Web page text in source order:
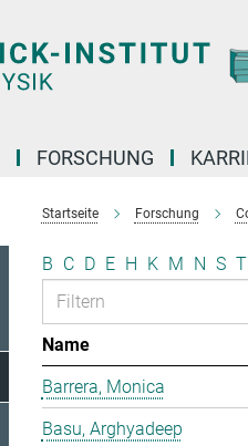
FORSCHUNG
Startseite Forschung
B C D E H K M N S T
Name
Barrera, Monica
Basu, Arghyadeep